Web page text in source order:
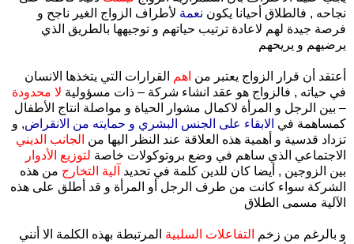
نجاحه , فالطلاق أحيانا يكون نعمة لأطراف الزواج الغير ناجح و
فرصة جيدة لهم لاعادة ترتيب حياتهم و توجيهها بالطريق الذي
يرضيهم و يريحهم
أعتقد أن قرار الزواج يعتبر من اهم
القرارات التي يتخذها الانسان
في حياته , فالزواج هو عقد انشاء شركة – ذات مسؤولية لا محدودة
– بين الرجل و المرأة لاكمال مشوار الحياة و مواصلة انتاج الأطفال
كمساهمة في الابقاء على الجنس البشري و حمايته من الانقراض, و
تزداد قدسية و أهمية هذه العلاقة عند النظر اليها من الجانب الديني
الاجتماعي الذي ساهم في وضع بروتوكولات خاصة لتوزيع الأدوار
بين الزوجين , أيضا كان للدين كلمة في تحديد آلية التخارج من هذه
الشركة سواء كانت من طرف الرجل أو المرأة و قد أطلق على هذه
الآلية مسمى الطلاق
و بالرغم من زخم التفاعلات السلبية المرتبطة بهذه الكلمة الا أنني